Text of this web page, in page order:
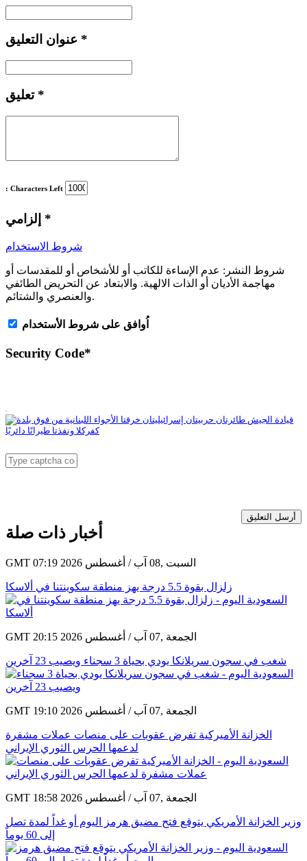
*
تعليق *
: Characters Left
*
شروط الاستخدام
شروط النشر: عدم الإساءة للكاتب أو للأشخاص أو للمقدسات أو
مهاجمة الأديان أو الذات الالهية. والابتعاد عن التحريض الطائفي
والعنصري والشتائم.
اُوافق على شروط الأستخدام
Security Code*
أرسل التعليق
أخبار ذات صلة
GMT 07:19 2026 السبت ,08 آب / أغسطس
زلزال بقوة 5.5 درجة يهز منطقة سكوينتنا في ألاسكا
GMT 20:15 2026 الجمعة ,07 آب / أغسطس
شغب في سجون سريلانكا يودي بحياة 3 سجناء ويصيب 23 آخرين
GMT 19:10 2026 الجمعة ,07 آب / أغسطس
الخزانة الأميركية تفرض عقوبات على منصات عملات مشفرة
لدعمها الحرس الثوري الإيراني
GMT 18:58 2026 الجمعة ,07 آب / أغسطس
وزير الخزانة الأمريكي يتوقع فتح مضيق هرمز اليوم أو غداً لمدة تصل
إلى 60 يوماً